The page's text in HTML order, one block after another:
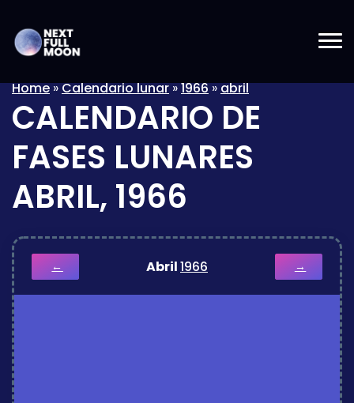
Home»Calendario lunar»1966»abril
CALENDARIO DE
FASES LUNARES
ABRIL, 1966
← Abril1966 →